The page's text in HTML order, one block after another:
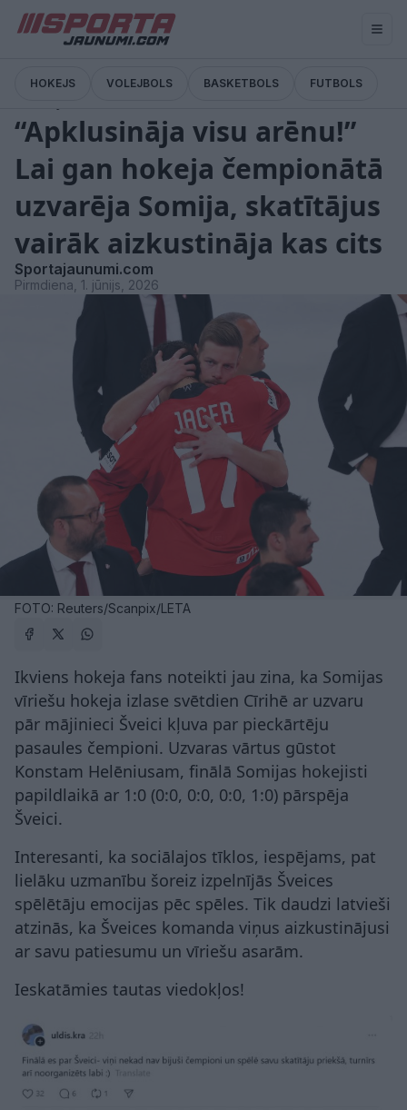
HOKEJS VOLEJBOLS BASKETBOLS FUTBOLS
“Apklusināja visu arēnu!”
Lai gan hokeja čempionātā
uzvarēja Somija, skatītājus
vairāk aizkustināja kas cits
Sportajaunumi.com
Pirmdiena, 1. jūnijs, 2026
FOTO: Reuters/Scanpix/LETA
Ikviens hokeja fans noteikti jau zina, ka Somijas
vīriešu hokeja izlase svētdien Cīrihē ar uzvaru
pār mājinieci Šveici kļuva par pieckārtēju
pasaules čempioni. Uzvaras vārtus gūstot
Konstam Helēniusam, finālā Somijas hokejisti
papildlaikā ar 1:0 (0:0, 0:0, 0:0, 1:0) pārspēja
Šveici.
Interesanti, ka sociālajos tīklos, iespējams, pat
lielāku uzmanību šoreiz izpelnījās Šveices
spēlētāju emocijas pēc spēles. Tik daudzi latvieši
atzinās, ka Šveices komanda viņus aizkustinājusi
ar savu patiesumu un vīriešu asarām.
Ieskatāmies tautas viedokļos!